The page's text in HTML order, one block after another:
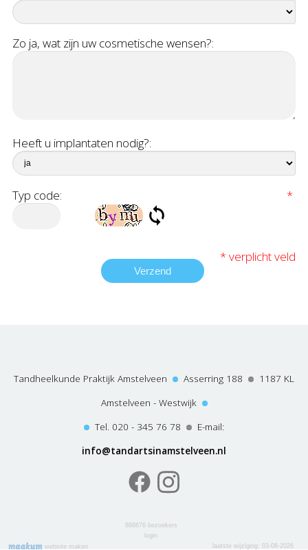
Zo ja, wat zijn uw cosmetische wensen?:
Heeft u implantaten nodig?:
Typ code: *
* verplicht veld
Tandheelkunde Praktijk Amstelveen Asserring 188
1187 KL
Amstelveen - Westwijk
Tel. 020 - 345 76 78
E-mail:
info@tandartsinamstelveen.nl
website maken
888876 bezoekers
login
laatste wijziging: 03-08-2026